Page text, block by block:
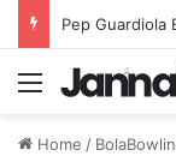
Menu
Home /